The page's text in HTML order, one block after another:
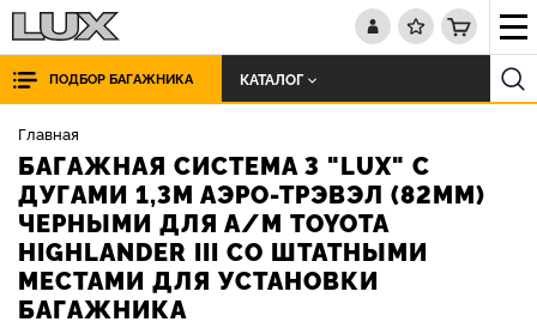
ПОДБОР БАГАЖНИКА КАТАЛОГ
Главная
БАГАЖНАЯ СИСТЕМА 3 "LUX" С
ДУГАМИ 1,3М АЭРО-ТРЭВЭЛ (82ММ)
ЧЕРНЫМИ ДЛЯ А/М TOYOTA
HIGHLANDER III СО ШТАТНЫМИ
МЕСТАМИ ДЛЯ УСТАНОВКИ
БАГАЖНИКА